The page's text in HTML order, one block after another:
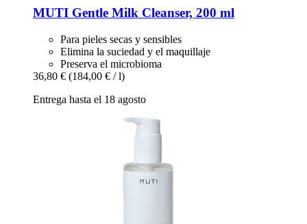
MUTI Gentle Milk Cleanser, 200 ml
Para pieles secas y sensibles
Elimina la suciedad y el maquillaje
Preserva el microbioma
36,80 € (184,00 € / l)
Entrega hasta el 18 agosto